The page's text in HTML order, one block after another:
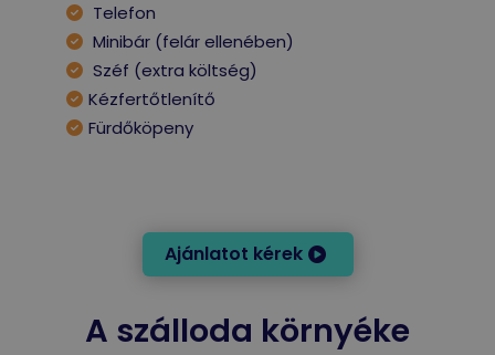
Telefon
Minibár (felár ellenében)
Széf (extra költség)
Kézfertőtlenítő
Fürdőköpeny
Ajánlatot kérek
A szálloda környéke